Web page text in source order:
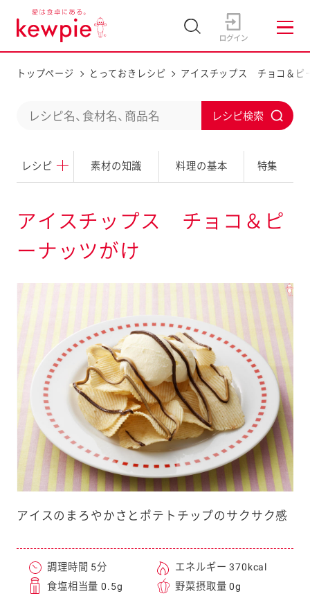
トップページ とっておきレシピ アイスチップス チョコ＆ピ
レシピ 素材の知識 料理の基本 特集
d
c
t
h
b
t
アイスチップス チョコ＆ピ
ーナッツがけ
アイスのまろやかさとポテトチップのサクサク感
調理時間 5分
エネルギー 370kcal
食塩相当量 0.5g
野菜摂取量 0g